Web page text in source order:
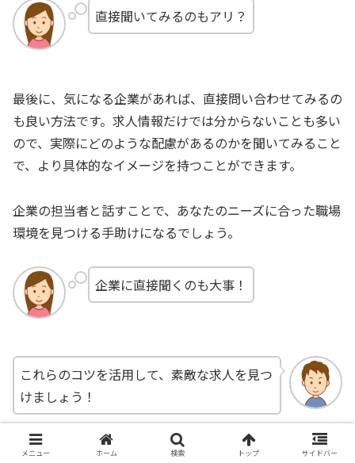
直接聞いてみるのもアリ？
最後に、気になる企業があれば、直接問い合わせてみるの
も良い方法です。求人情報だけでは分からないことも多い
ので、実際にどのような配慮があるのかを聞いてみること
で、より具体的なイメージを持つことができます。
企業の担当者と話すことで、あなたのニーズに合った職場
環境を見つける手助けになるでしょう。
企業に直接聞くのも大事！
これらのコツを活用して、素敵な求人を見つ
けましょう！
メニュー ホーム 検索 トップ サイドバー